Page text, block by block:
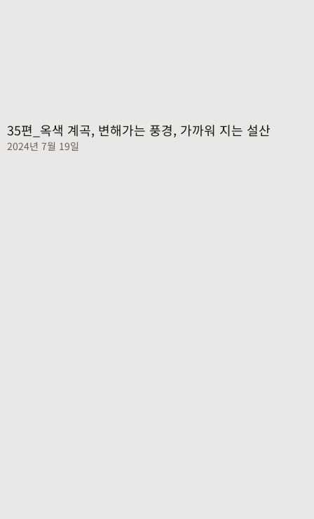
35편_옥색 계곡, 변해가는 풍경, 가까워 지는 설산
2024년 7월 19일